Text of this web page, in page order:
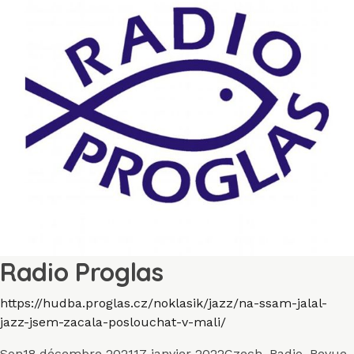
Radio Proglas
https://hudba.proglas.cz/noklasik/jazz/na-ssam-jalal-
jazz-jsem-zacala-poslouchat-v-mali/